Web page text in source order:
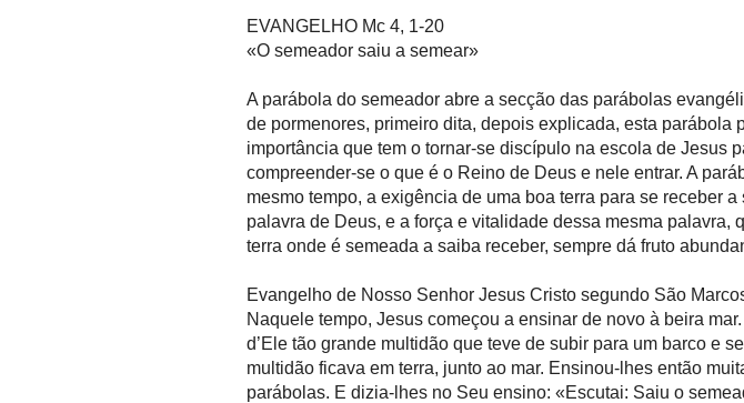
EVANGELHO Mc 4, 1-20
«O semeador saiu a semear»
A parábola do semeador abre a secção das parábolas
de pormenores, primeiro dita, depois explicada, esta parábola
importância que tem o tornar-se discípulo na escola de Jesus
compreender-se o que é o Reino de Deus e nele entrar. A
mesmo tempo, a exigência de uma boa terra para se receber a
palavra de Deus, e a força e vitalidade dessa mesma palavra,
terra onde é semeada a saiba receber, sempre dá fruto
Evangelho de Nosso Senhor Jesus Cristo segundo São
Naquele tempo, Jesus começou a ensinar de novo à beira
d’Ele tão grande multidão que teve de subir para um barco e
multidão ficava em terra, junto ao mar. Ensinou-lhes então
parábolas. E dizia-lhes no Seu ensino: «Escutai: Saiu o